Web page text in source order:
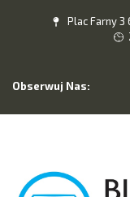
Plac Farny
Obserwuj Nas: